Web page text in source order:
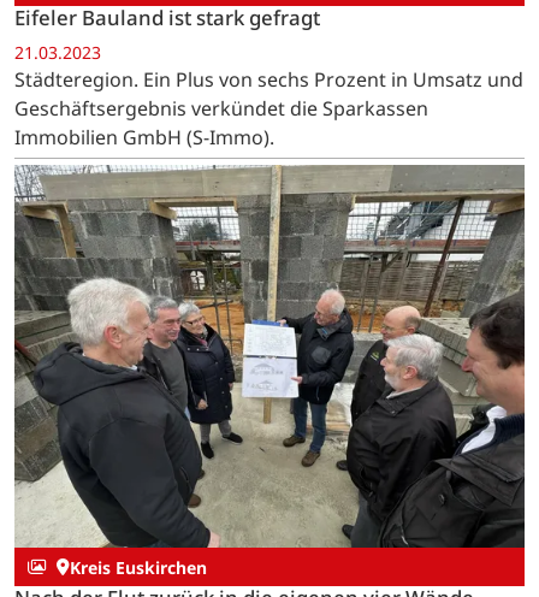
Eifeler Bauland ist stark gefragt
21.03.2023
Städteregion. Ein Plus von sechs Prozent in Umsatz und
Geschäftsergebnis verkündet die Sparkassen
Immobilien GmbH (S-Immo).
Kreis Euskirchen